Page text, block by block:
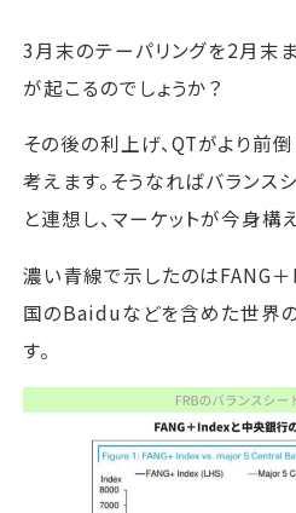
3月末のテーパリングを2月末
が起こるのでしょうか？
その後の利上げ、QTがより前
考えます。そうなればバランス
と連想し、マーケットが今身構
濃い青線で示したのはFANG＋
国のBaiduなどを含めた世界
す。